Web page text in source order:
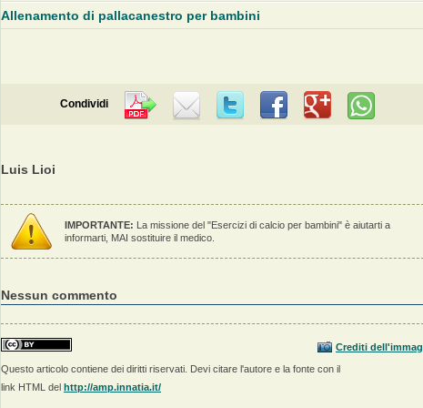
Allenamento di pallacanestro per bambini
Condividi
Luis Lioi
IMPORTANTE: La missione del "Esercizi di calcio per bambini" è aiutarti a
informarti, MAI sostituire il medico.
Nessun commento
Crediti
Questo articolo contiene dei diritti riservati. Devi citare l'autore e la fonte con il
link HTML del http://amp.innatia.it/